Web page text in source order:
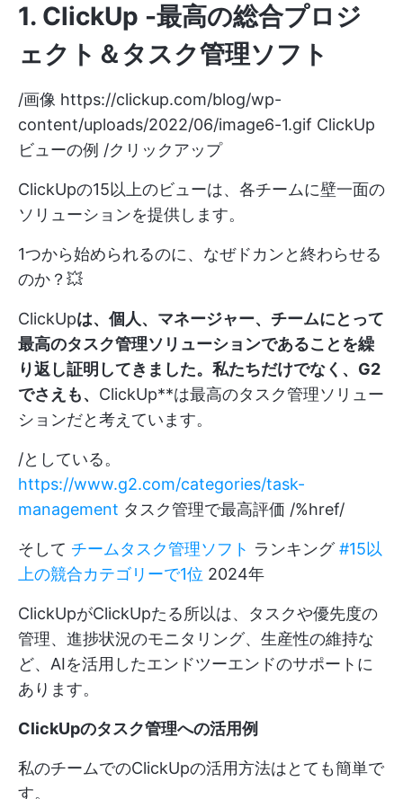
1. ClickUp -最高の総合プロジ
ェクト＆タスク管理ソフト
/画像 https://clickup.com/blog/wp-
content/uploads/2022/06/image6-1.gif ClickUp
ビューの例 /クリックアップ
ClickUpの15以上のビューは、各チームに壁一面の
ソリューションを提供します。
1つから始められるのに、なぜドカンと終わらせる
のか？💥
ClickUpは、個人、マネージャー、チームにとって
最高のタスク管理ソリューションであることを繰
り返し証明してきました。私たちだけでなく、G2
でさえも、 ClickUp**は最高のタスク管理ソリュー
ションだと考えています。
/としている。
https://www.g2.com/categories/task-
management タスク管理で最高評価 /%href/
そして チームタスク管理ソフト ランキング#15以
上の競合カテゴリーで1位 2024年
ClickUpがClickUpたる所以は、タスクや優先度の
管理、進捗状況のモニタリング、生産性の維持な
ど、AIを活用したエンドツーエンドのサポートに
あります。
ClickUpのタスク管理への活用例
私のチームでのClickUpの活用方法はとても簡単で
す。